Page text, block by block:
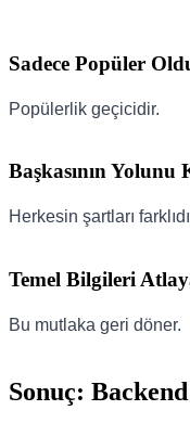
Sadece Popüler
Popülerlik geçicidir.
Başkasının
Herkesin şartları
Temel Bilgileri
Bu mutlaka geri döner.
Sonuç: